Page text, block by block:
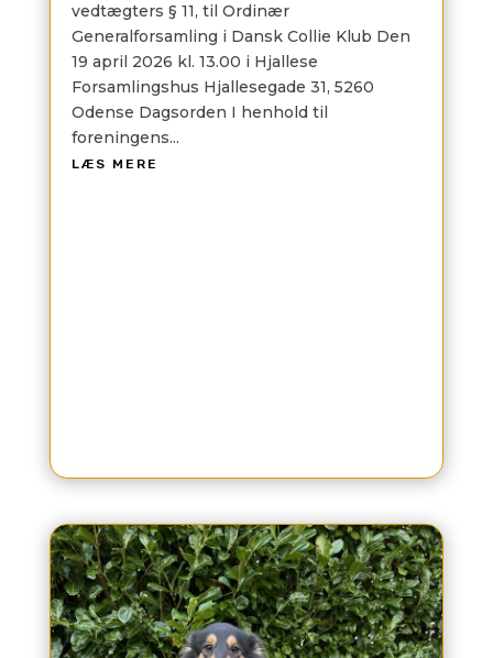
vedtægters § 11, til Ordinær
Generalforsamling i Dansk Collie Klub Den
19 april 2026 kl. 13.00 i Hjallese
Forsamlingshus Hjallesegade 31, 5260
Odense Dagsorden I henhold til
foreningens...
LÆS MERE